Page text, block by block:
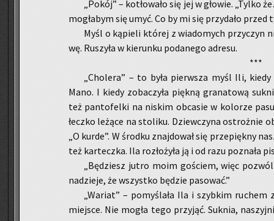
„Pokój” – ko­tło­wa­ło się jej w gło­wie. „Tylko
mo­gła­bym się umyć. Co by mi się przy­da­ło przed
Myśl o ką­pie­li któ­rej z wia­do­mych przy­czyn
wę. Ru­szy­ła w kie­run­ku po­da­ne­go ad­re­su.
***
„Cho­le­ra” – to była pierw­sza myśl Ili,
Mano. I kiedy zo­ba­czy­ła pięk­ną gra­na­to­wą
też pan­to­fel­ki na ni­skim ob­ca­sie w ko­lo­rze
łecz­ko le­żą­ce na sto­li­ku. Dziew­czy­na ostroż­nie
„O kurde”. W środ­ku znaj­do­wał się prze­pięk­ny
też kar­tecz­ka. Ila roz­ło­ży­ła ją i od razu po­zna­ła
„Bę­dziesz jutro moim go­ściem, więc
na­dzie­je, że wszyst­ko bę­dzie pa­so­wać.”
„Wa­riat” – po­my­śla­ła Ila i szyb­kim ru­chem
miej­sce. Nie mogła tego przy­jąć. Suk­nia,